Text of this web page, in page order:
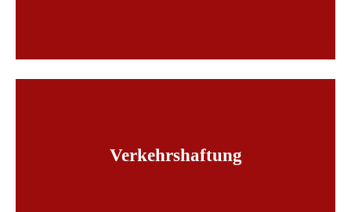
Get in touch
Verkehrshaftung